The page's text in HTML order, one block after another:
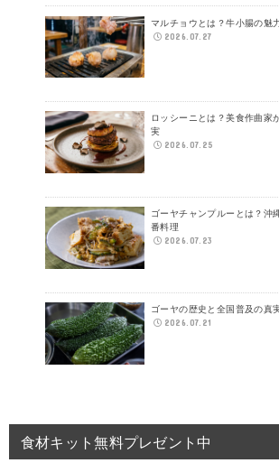
マルチョウとは？牛小腸の魅
2026.07.27
ロッシーニとは？美食作曲家
実
2026.07.25
ゴーヤチャンプルーとは？沖
番料理
2026.07.23
ゴーヤの歴史と全国普及の真
2026.07.21
食材キット無料プレゼント中